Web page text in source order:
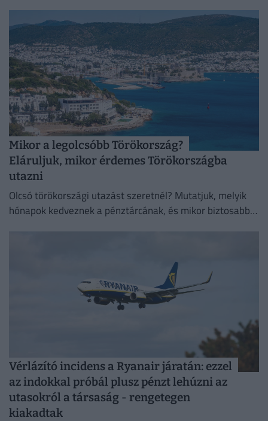
Mikor a legolcsóbb Törökország?
Eláruljuk, mikor érdemes Törökországba
utazni
Olcsó törökországi utazást szeretnél? Mutatjuk, melyik
hónapok kedveznek a pénztárcának, és mikor biztosabb a
Vérlázító incidens a Ryanair járatán: ezzel
az indokkal próbál plusz pénzt lehúzni az
utasokról a társaság - rengetegen
kiakadtak